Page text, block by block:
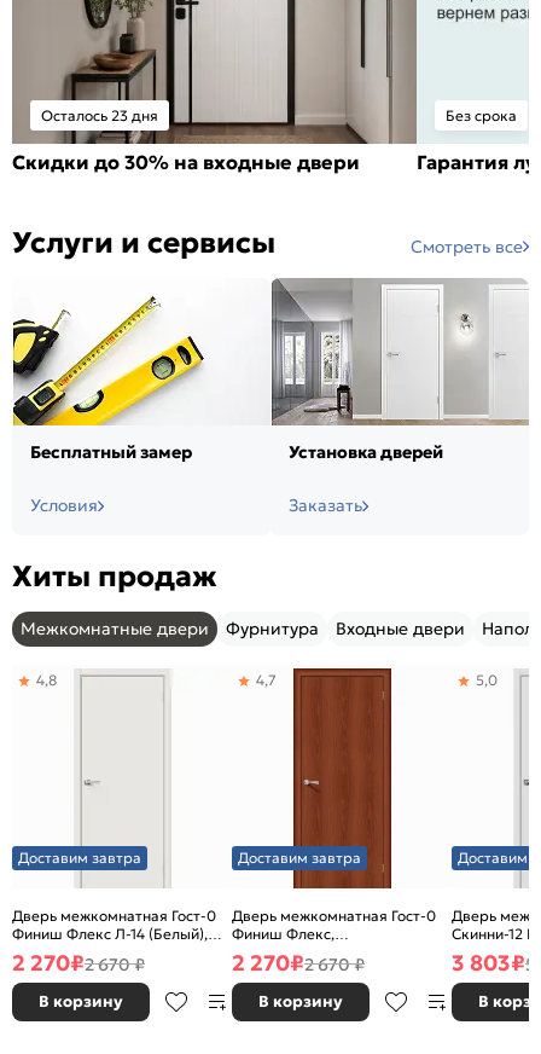
Осталось 23 дня
Скидки до 30% на входные двери
Без срока
Гарантия
Услуги и сервисы Смотреть все
Бесплатный замер
Условия
Установка дверей
Заказать
Хиты продаж
Межкомнатные двери Фурнитура Входные двери
Доставим завтра
Дверь межкомнатная Гост-0
Финиш Флекс Л-14 (Белый),
глухая, каркасно-щитовая
4,8
2 270₽2 670 ₽
В корзину
Доставим завтра
Дверь межкомнатная Гост-0
Финиш Флекс,
Ламинированные Л-11
(ИталОрех), глухая, каркасно-
щитовая
4,7
2 270₽2 670 ₽
В корзину
Доставим
Дверь
Скинни-12
глухая,
5,0
3 803₽5
В